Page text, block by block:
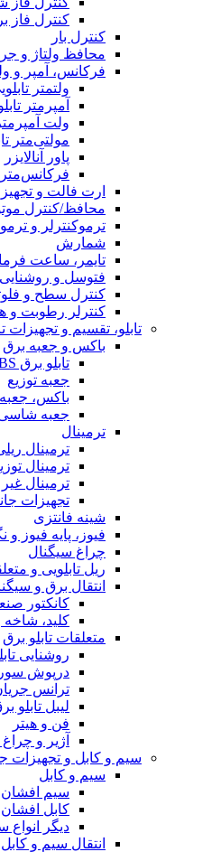
کنترل فاز
کنترل بار
محافظ ولتاژ و
فرکانس، آمپر و
ولتمتر
آمپرمتر
ولت
مولتی‌متر
پاور آنالایزر
فرکانس‌متر
ارت فالت و
محافظ/کنترل
ترموکنترلر و
شمارش
تایمر، ساعت
فتوسل و روشنایی
کنترل سطح و
کنترلر رطوبت و
تابلو، تقسیم و تجهیزات
باکس و جعبه برق
تابلو برق ABS
جعبه توزیع
باکس،
جعبه
ترمینال
ترمینال
ترمینال
ترمینال
تجهیزات
شینه فانتزی
فیوز، پایه فیوز و
چراغ سیگنال
ریل تابلویی و
انتقال برق و
کانکتور
کلید،
متعلقات تابلو برق
روشنایی
درپوش
ترانس
لیبل تابلو
فن و هیتر
آژیر و
سیم و کابل و تجهیزات
سیم و کابل
سیم افشان
کابل افشان
دیگر انواع
انتقال سیم و کابل